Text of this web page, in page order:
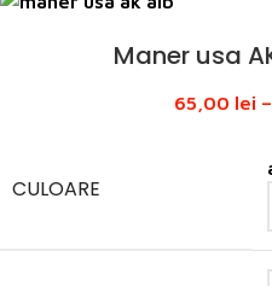
Maner usa
65,00 lei –
CULOARE